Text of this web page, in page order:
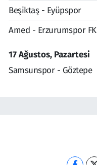
Beşiktaş - Eyüpspor
Amed - Erzurumspor FK
17 Ağustos, Pazartesi
Samsunspor - Göztepe